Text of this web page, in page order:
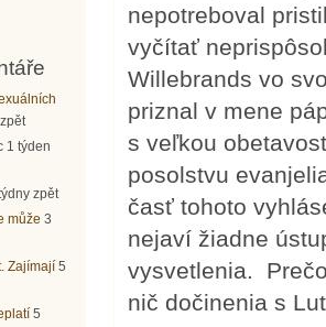
1 týden
zpět
může 3
Zajímají 5
5
nepotreboval
vyčítať
Willebrands vo
priznal v mene
s veľkou
posolstvu
časť tohoto
nejaví žiadne
vysvetlenia.
nič dočinenia s